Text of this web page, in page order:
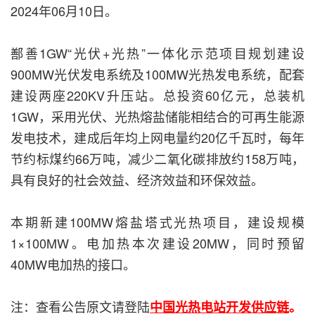
2024年06月10日。
鄯善1GW“光伏+光热”一体化示范项目规划建设
900MW光伏发电系统及100MW光热发电系统，配套
建设两座220KV升压站。总投资60亿元，总装机
1GW，采用光伏、光热熔盐储能相结合的可再生能源
发电技术，建成后年均上网电量约20亿千瓦时，每年
节约标煤约66万吨，减少二氧化碳排放约158万吨，
具有良好的社会效益、经济效益和环保效益。
本期新建100MW熔盐塔式光热项目，建设规模
1×100MW。电加热本次建设20MW，同时预留
40MW电加热的接口。
注：查看公告原文请登陆中国光热电站开发供应链。